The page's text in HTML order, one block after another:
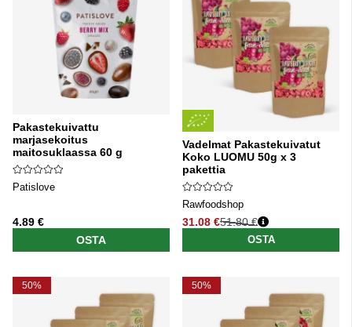
Pakastekuivattu
marjasekoitus
maitosuklaassa 60 g
Patislove
4.89 €
OSTA
Vadelmat Pakastekuivatut
Koko LUOMU 50g x 3
pakettia
Rawfoodshop
31.08 €
Normaali hinta
51.80 €
OSTA
50% 50%